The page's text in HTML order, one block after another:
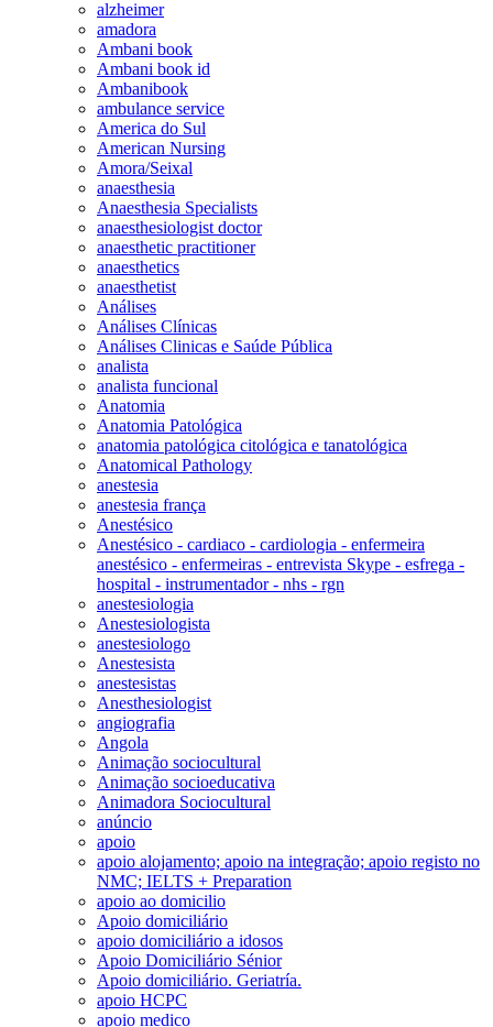
alzheimer
amadora
Ambani book
Ambani book id
Ambanibook
ambulance service
America do Sul
American Nursing
Amora/Seixal
anaesthesia
Anaesthesia Specialists
anaesthesiologist doctor
anaesthetic practitioner
anaesthetics
anaesthetist
Análises
Análises Clínicas
Análises Clinicas e Saúde Pública
analista
analista funcional
Anatomia
Anatomia Patológica
anatomia patológica citológica e tanatológica
Anatomical Pathology
anestesia
anestesia frança
Anestésico
Anestésico - cardiaco - cardiologia - enfermeira
anestésico - enfermeiras - entrevista Skype - esfrega -
hospital - instrumentador - nhs - rgn
anestesiologia
Anestesiologista
anestesiologo
Anestesista
anestesistas
Anesthesiologist
angiografia
Angola
Animação sociocultural
Animação socioeducativa
Animadora Sociocultural
anúncio
apoio
apoio alojamento; apoio na integração; apoio registo no
NMC; IELTS + Preparation
apoio ao domicilio
Apoio domiciliário
apoio domiciliário a idosos
Apoio Domiciliário Sénior
Apoio domiciliário. Geriatría.
apoio HCPC
apoio medico